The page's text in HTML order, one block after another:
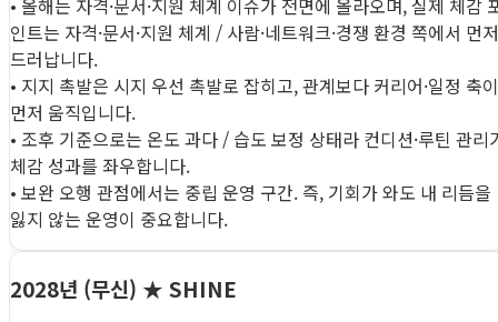
• 올해는 자격·문서·지원 체계 이슈가 전면에 올라오며, 실제 체감
인트는 자격·문서·지원 체계 / 사람·네트워크·경쟁 환경 쪽에서 먼저
드러납니다.
• 지지 촉발은 시지 우선 촉발로 잡히고, 관계보다 커리어·일정 축이
먼저 움직입니다.
• 조후 기준으로는 온도 과다 / 습도 보정 상태라 컨디션·루틴 관리
체감 성과를 좌우합니다.
• 보완 오행 관점에서는 중립 운영 구간. 즉, 기회가 와도 내 리듬을
잃지 않는 운영이 중요합니다.
2028년 (무신) ★ SHINE